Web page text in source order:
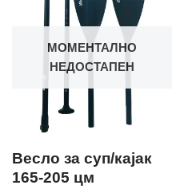
МОМЕНТАЛНО
НЕДОСТАПЕН
Весло за суп/кајак
165-205 цм